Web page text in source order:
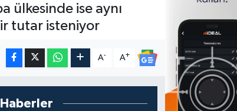
ülkesinde ise aynı
tutar isteniyor
A- A+